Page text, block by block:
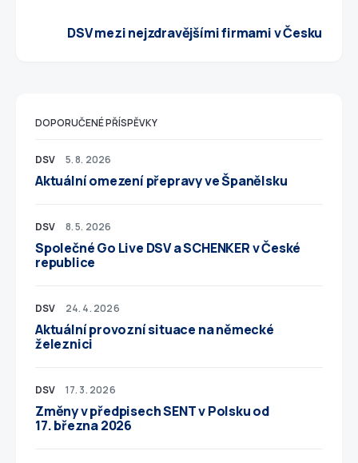
DSV mezi nejzdravějšími firmami v Česku
DOPORUČENÉ PŘÍSPĚVKY
DSV 5. 8. 2026
Aktuální omezení přepravy ve Španělsku
DSV 8. 5. 2026
Společné Go Live DSV a SCHENKER v České
republice
DSV 24. 4. 2026
Aktuální provozní situace na německé
železnici
DSV 17. 3. 2026
Změny v předpisech SENT v Polsku od
17. března 2026